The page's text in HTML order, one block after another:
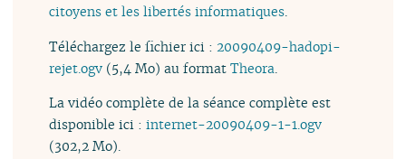
citoyens et les libertés informatiques.
Téléchargez le fichier ici : 20090409-hadopi-
rejet.ogv (5,4 Mo) au formatTheora
La vidéo complète de la séance complète est
disponible ici :internet-20090409-1-1.ogv
(302,2 Mo).